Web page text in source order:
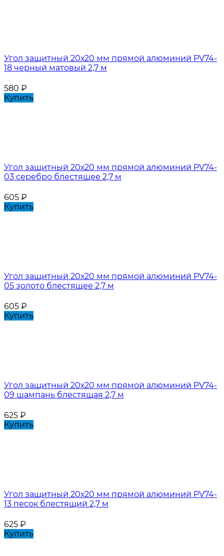
Угол защитный 20х20 мм прямой алюминий PV74-
18 черный матовый 2,7 м
580 ₽
Купить
Угол защитный 20х20 мм прямой алюминий PV74-
03 серебро блестящее 2,7 м
605 ₽
Купить
Угол защитный 20х20 мм прямой алюминий PV74-
05 золото блестящее 2,7 м
605 ₽
Купить
Угол защитный 20х20 мм прямой алюминий PV74-
09 шампань блестящая 2,7 м
625 ₽
Купить
Угол защитный 20х20 мм прямой алюминий PV74-
13 песок блестящий 2,7 м
625 ₽
Купить